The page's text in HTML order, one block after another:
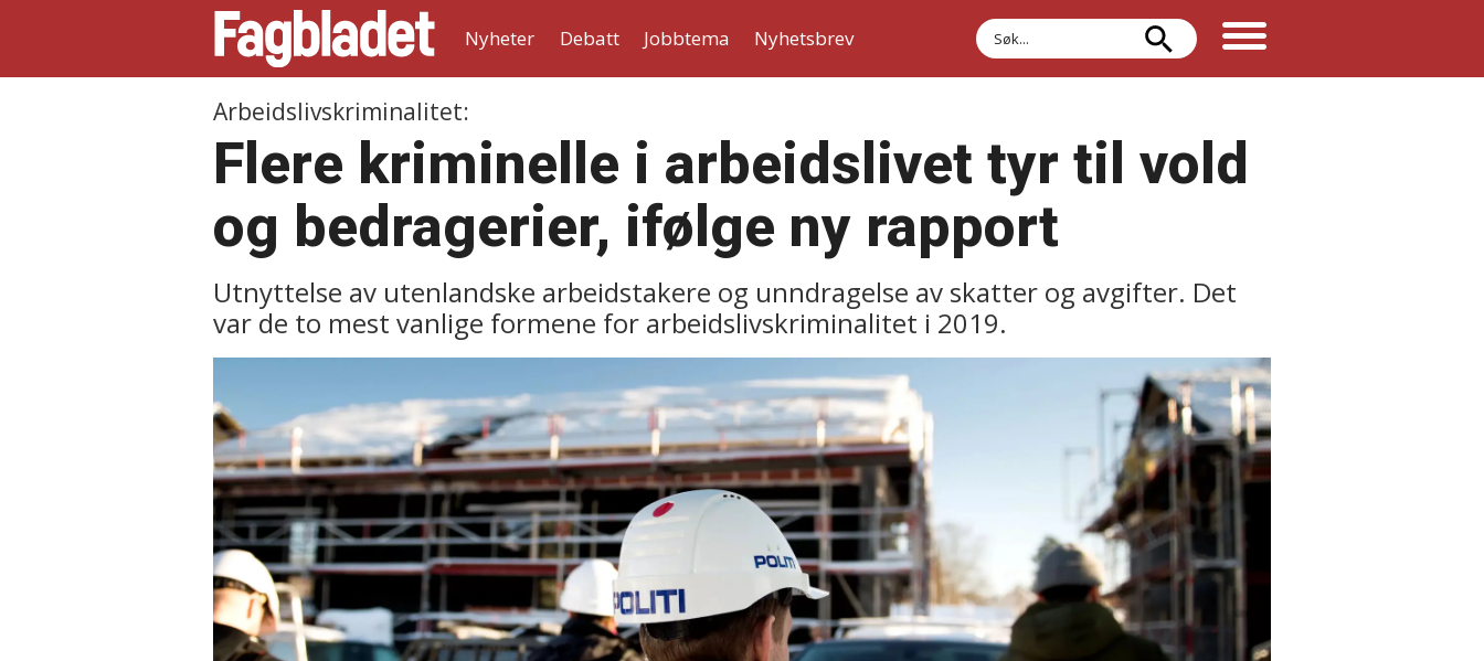
Nyheter Debatt Jobbtema Nyhetsbrev
Søk
Arbeidslivskriminalitet:
Flere kriminelle i arbeidslivet tyr til vold
og bedragerier, ifølge ny rapport
Utnyttelse av utenlandske arbeidstakere og unndragelse av skatter og avgifter. Det
var de to mest vanlige formene for arbeidslivskriminalitet i 2019.